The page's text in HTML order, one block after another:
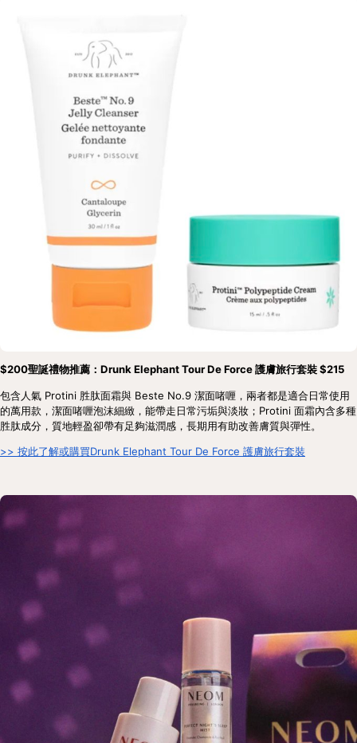
$200聖誕禮物推薦：Drunk Elephant Tour De Force 護膚旅行套裝 $215
包含人氣 Protini 胜肽面霜與 Beste No.9 潔面啫喱，兩者都是適合日常使用
的萬用款，潔面啫喱泡沫細緻，能帶走日常污垢與淡妝；Protini 面霜內含多種
胜肽成分，質地輕盈卻帶有足夠滋潤感，長期用有助改善膚質與彈性。
>> 按此了解或購買Drunk Elephant Tour De Force 護膚旅行套裝